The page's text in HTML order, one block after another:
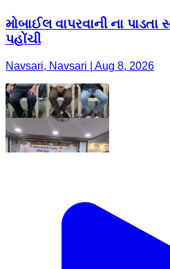
મોબાઈલ વાપરવાની ના પાડતા
પહોંચી
Navsari, Navsari | Aug 8, 2026